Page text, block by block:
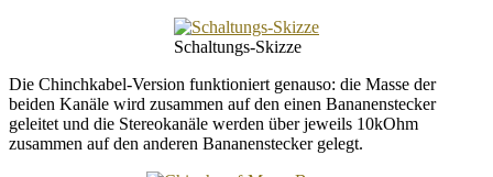
Schaltungs-Skizze
Die Chinchkabel-Version funktioniert genauso: die Masse der
beiden Kanäle wird zusammen auf den einen Bananenstecker
geleitet und die Stereokanäle werden über jeweils 10kOhm
zusammen auf den anderen Bananenstecker gelegt.